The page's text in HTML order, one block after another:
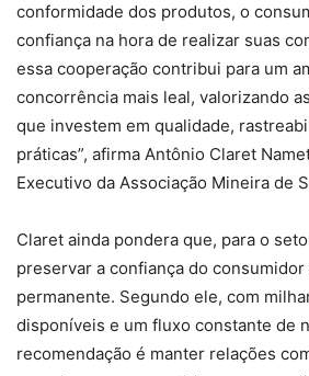
conformidade dos produtos, o
confiança na hora de realizar suas
essa cooperação contribui para um
concorrência mais leal, valorizando
que investem em qualidade,
práticas”, afirma Antônio Claret
Executivo da Associação Mineira de
Claret ainda pondera que, para o
preservar a confiança do
permanente. Segundo ele, com
disponíveis e um fluxo constante de
recomendação é manter relações